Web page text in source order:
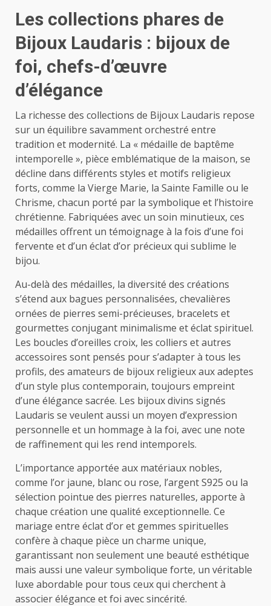
Les collections phares de
Bijoux Laudaris : bijoux de
foi, chefs-d’œuvre
d’élégance
La richesse des collections de Bijoux Laudaris repose
sur un équilibre savamment orchestré entre
tradition et modernité. La « médaille de baptême
intemporelle », pièce emblématique de la maison, se
décline dans différents styles et motifs religieux
forts, comme la Vierge Marie, la Sainte Famille ou le
Chrisme, chacun porté par la symbolique et l’histoire
chrétienne. Fabriquées avec un soin minutieux, ces
médailles offrent un témoignage à la fois d’une foi
fervente et d’un éclat d’or précieux qui sublime le
bijou.
Au-delà des médailles, la diversité des créations
s’étend aux bagues personnalisées, chevalières
ornées de pierres semi-précieuses, bracelets et
gourmettes conjugant minimalisme et éclat spirituel.
Les boucles d’oreilles croix, les colliers et autres
accessoires sont pensés pour s’adapter à tous les
profils, des amateurs de bijoux religieux aux adeptes
d’un style plus contemporain, toujours empreint
d’une élégance sacrée. Les bijoux divins signés
Laudaris se veulent aussi un moyen d’expression
personnelle et un hommage à la foi, avec une note
de raffinement qui les rend intemporels.
L’importance apportée aux matériaux nobles,
comme l’or jaune, blanc ou rose, l’argent S925 ou la
sélection pointue des pierres naturelles, apporte à
chaque création une qualité exceptionnelle. Ce
mariage entre éclat d’or et gemmes spirituelles
confère à chaque pièce un charme unique,
garantissant non seulement une beauté esthétique
mais aussi une valeur symbolique forte, un véritable
luxe abordable pour tous ceux qui cherchent à
associer élégance et foi avec sincérité.